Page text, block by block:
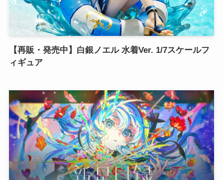
【再販・発売中】白銀ノエル 水着Ver. 1/7スケールフ
ィギュア